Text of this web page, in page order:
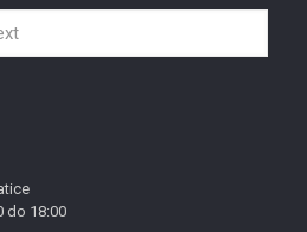
do 18:00